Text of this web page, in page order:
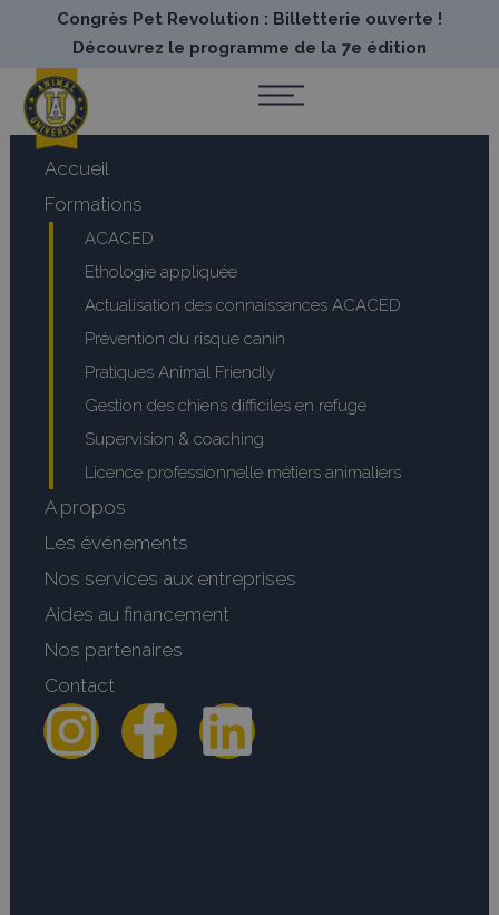
Congrès Pet Revolution : Billetterie ouverte !
Découvrez le programme de la 7e édition
Accueil
Formations
ACACED
Ethologie appliquée
Actualisation des connaissances ACACED
Prévention du risque canin
Pratiques Animal Friendly
Gestion des chiens difficiles en refuge
Supervision & coaching
Licence professionnelle métiers animaliers
A propos
Les événements
Nos services aux entreprises
Aides au financement
Nos partenaires
Contact